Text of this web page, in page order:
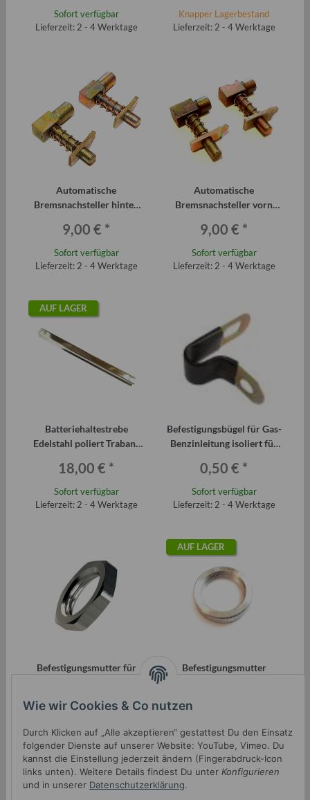
Sofort verfügbar
Lieferzeit: 2 - 4 Werktage
Knapper Lagerbestand
Lieferzeit: 2 - 4 Werktage
Automatische
Bremsnachsteller hinten
T1.1
(Bolzen+Feder+Stopper)
9,00 € *
Sofort verfügbar
Lieferzeit: 2 - 4 Werktage
Automatische
Bremsnachsteller vorn
(Bolzen+Feder+Stopper)
9,00 € *
Sofort verfügbar
Lieferzeit: 2 - 4 Werktage
AUF LAGER
Batteriehaltestrebe
Edelstahl poliert Trabant
18,00 € *
Sofort verfügbar
Lieferzeit: 2 - 4 Werktage
Befestigungsbügel für Gas-
Benzinleitung isoliert für
0,50 € *
Sofort verfügbar
Lieferzeit: 2 - 4 Werktage
Befestigungsmutter für
2,20 €*
Sofort verfügbar
Lieferzeit: 2 - 4 Werktage
AUF LAGER
Befestigungsmutter
Wischerschalter
Sofort verfügbar
Lieferzeit: 2 - 4 Werktage
AUF LAGER
Wie wir Cookies & Co nutzen
Durch Klicken auf „Alle akzeptieren“ gestattest Du den Einsatz
folgender Dienste auf unserer Website: YouTube, Vimeo. Du
kannst die Einstellung jederzeit ändern (Fingerabdruck-Icon
links unten). Weitere Details findest Du unter Konfigurieren
und in unserer Datenschutzerklärung.